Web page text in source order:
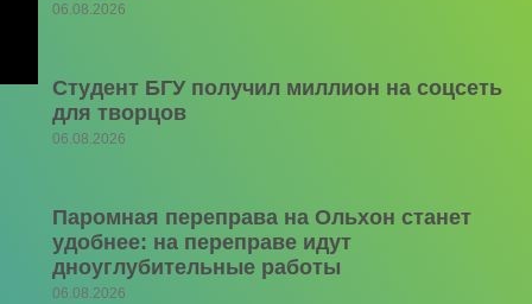
06.08.2026
Студент БГУ получил миллион на соцсеть
для творцов
06.08.2026
Паромная переправа на Ольхон станет
удобнее: на переправе идут
дноуглубительные работы
06.08.2026